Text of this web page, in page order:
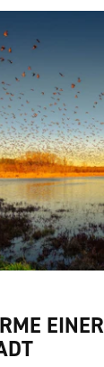
EINER